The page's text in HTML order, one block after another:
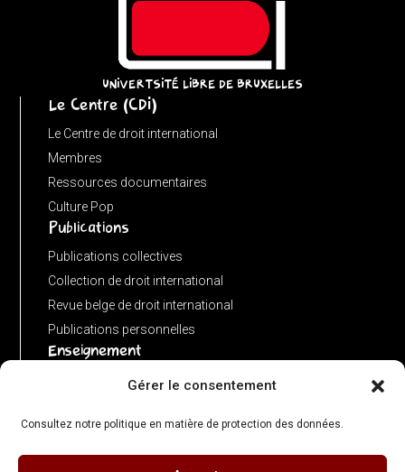
Gérer le consentement
Consultez notre politique en matière de protection des données.
input
URL(input,
window.location.href);
u.pathname.toLowerCase().replace(/\/+$/,
===
UNIVERTSITÉ LIBRE DE BRUXELLES
Le Centre (CDI)
Le Centre de droit international
Membres
Ressources documentaires
Culture Pop
Publications
Publications collectives
Collection de droit international
Revue belge de droit international
Publications personnelles
Enseignement
Advanced LLM in public international law
Concours de plaidoiries public